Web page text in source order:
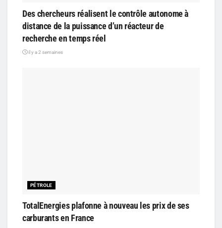
Des chercheurs réalisent le contrôle autonome à
distance de la puissance d’un réacteur de
recherche en temps réel
il y a 2 semaines
PÉTROLE
TotalEnergies plafonne à nouveau les prix de ses
carburants en France